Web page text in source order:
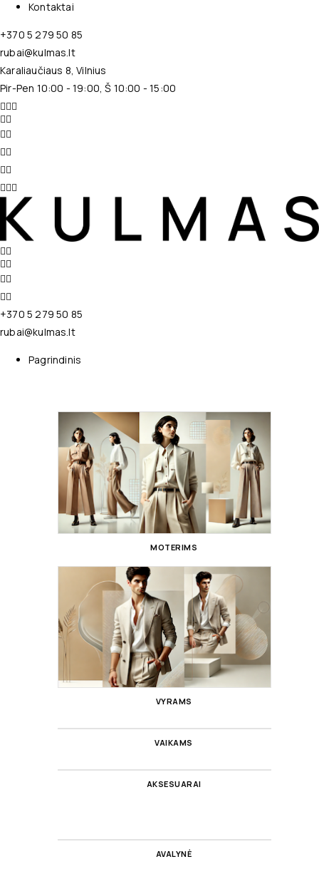
Kontaktai
+370 5 279 50 85
rubai@kulmas.lt
Karaliaučiaus 8, Vilnius
Pir-Pen 10:00 - 19:00, Š 10:00 - 15:00
+370 5 279 50 85
rubai@kulmas.lt
Pagrindinis
MOTERIMS
VYRAMS
VAIKAMS
AKSESUARAI
AVALYNĖ